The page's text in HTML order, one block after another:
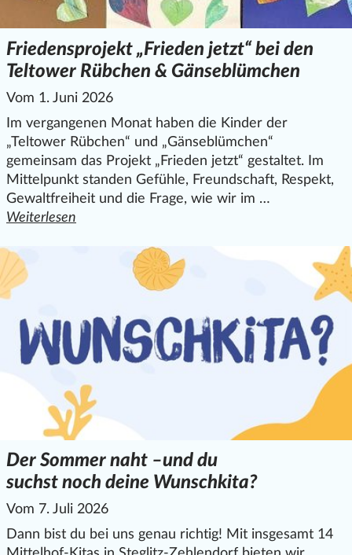
Friedensprojekt „Frieden jetzt“ bei den
Teltower Rübchen & Gänseblümchen
Vom 1. Juni 2026
Im vergangenen Monat haben die Kinder der
„Teltower Rübchen“ und „Gänseblümchen“
gemeinsam das Projekt „Frieden jetzt“ gestaltet. Im
Mittelpunkt standen Gefühle, Freundschaft, Respekt,
Gewaltfreiheit und die Frage, wie wir im …
Weiterlesen
den ganzen Artikel "Friedensprojekt „Frieden jetzt“ bei
Der Sommer naht –und du
suchst noch deine Wunschkita?
Vom 7. Juli 2026
Dann bist du bei uns genau richtig! Mit insgesamt 14